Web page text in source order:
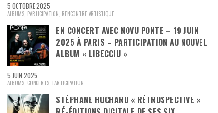
5 OCTOBRE 2025
ALBUMS PARTICIPATION RENCONTRE ARTISTIQUE
EN CONCERT AVEC NOVU PONTE – 19 JUIN
2025 À PARIS – PARTICIPATION AU NOUVEL
ALBUM « LIBECCIU »
5 JUIN 2025
ALBUMS CONCERTS PARTICIPATION
STÉPHANE HUCHARD « RÉTROSPECTIVE »